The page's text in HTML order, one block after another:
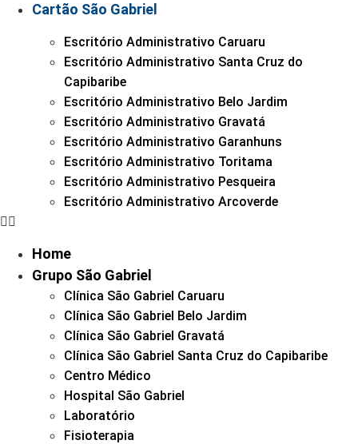
Cartão São Gabriel
Escritório Administrativo Caruaru
Escritório Administrativo Santa Cruz do
Capibaribe
Escritório Administrativo Belo Jardim
Escritório Administrativo Gravatá
Escritório Administrativo Garanhuns
Escritório Administrativo Toritama
Escritório Administrativo Pesqueira
Escritório Administrativo Arcoverde
Home
Grupo São Gabriel
Clínica São Gabriel Caruaru
Clínica São Gabriel Belo Jardim
Clínica São Gabriel Gravatá
Clínica São Gabriel Santa Cruz do Capibaribe
Centro Médico
Hospital São Gabriel
Laboratório
Fisioterapia